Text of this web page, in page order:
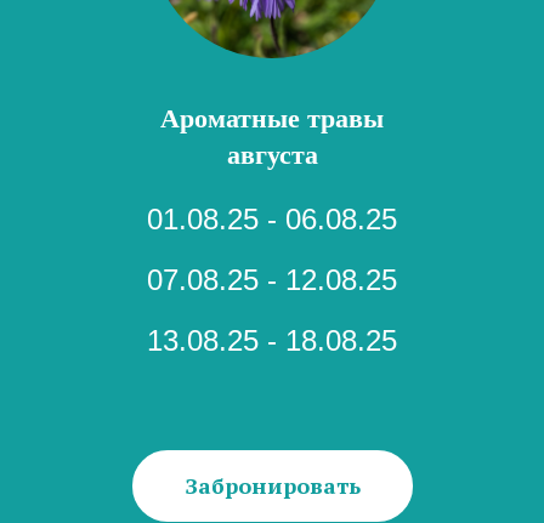
Ароматные травы
августа
01.08.25 - 06.08.25
07.08.25 - 12.08.25
13.08.25 - 18.08.25
Забронировать